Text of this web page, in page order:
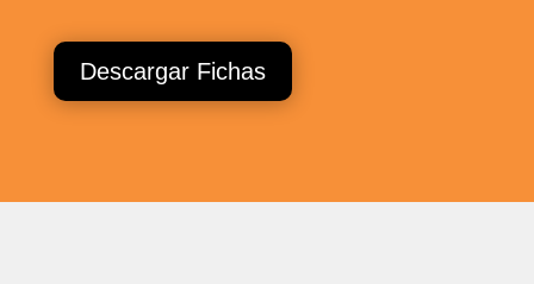
Descargar Fichas